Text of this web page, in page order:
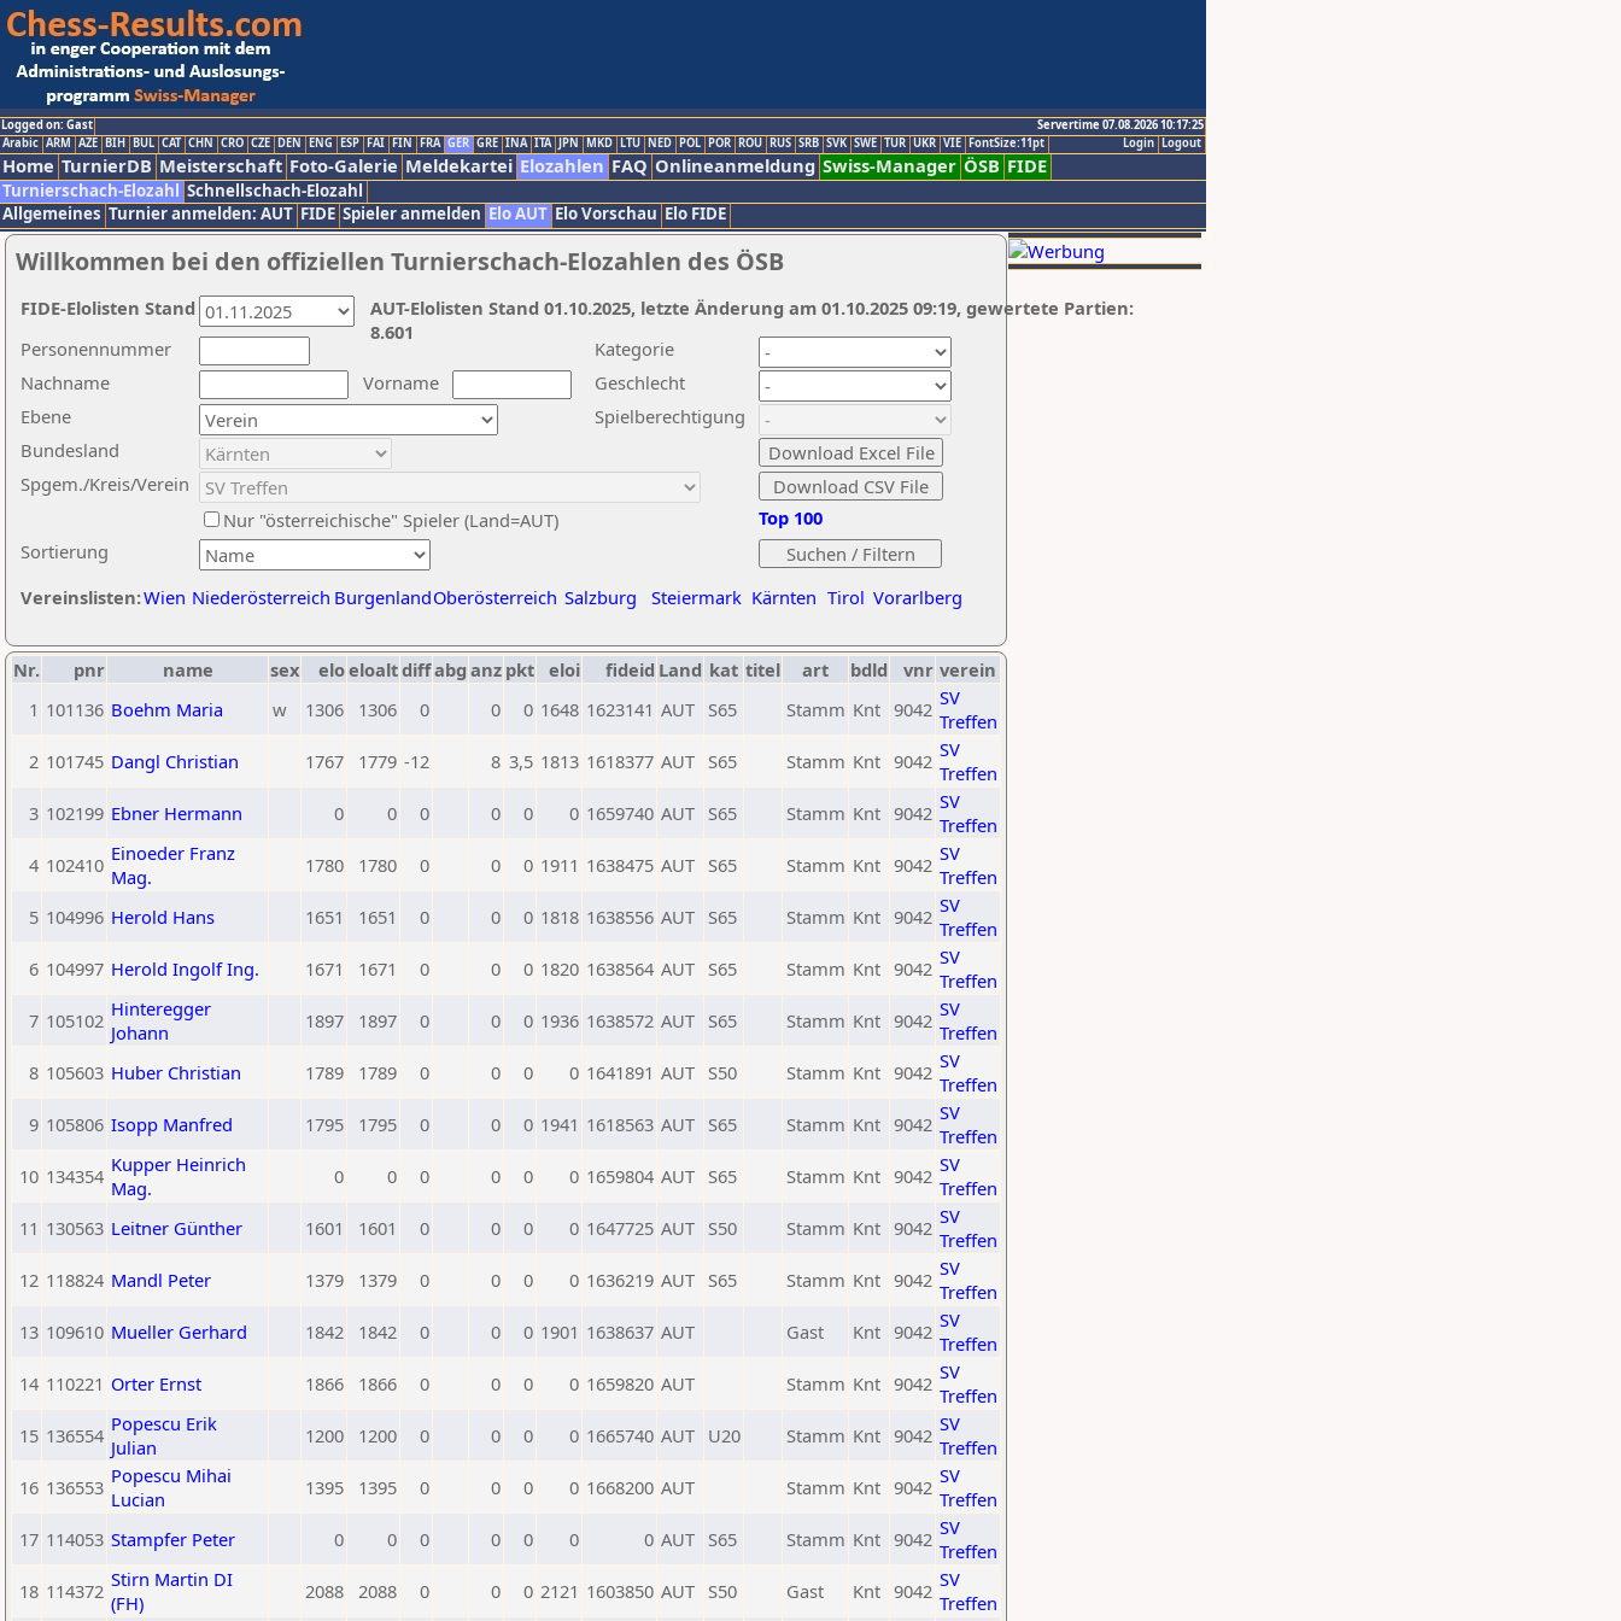
Logged on: Gast
Servertime 07.08.2026 10:17:25
Logout
Login
Arabic ARM AZE BIH BUL CAT CHN CRO CZE DEN ENG ESP FAI FIN FRA GER GRE INA ITA JPN MKD LTU NED POL POR ROU RUS SRB SVK SWE TUR UKR VIE FontSize:11pt
Home TurnierDB Meisterschaft Foto-Galerie Meldekartei Elozahlen FAQ Onlineanmeldung Swiss-Manager ÖSB FIDE
Turnierschach-Elozahl Schnellschach-Elozahl
Allgemeines Turnier anmelden: AUT FIDE Spieler anmelden Elo AUT Elo Vorschau Elo FIDE
Willkommen bei den offiziellen Turnierschach-Elozahlen des ÖSB
Nachname
Vorname
Ebene
Kategorie
Sortierung
Personennummer
Bundesland
Spgem./Kreis/Verein
Geschlecht
Nur "österreichische" Spieler (Land=AUT)
Spielberechtigung
Vereinslisten:Wien Niederösterreich BurgenlandOberösterreich Salzburg Steiermark Kärnten Tirol Vorarlberg
Top 100
AUT-Elolisten Stand 01.10.2025, letzte Änderung am 01.10.2025 09:19, gewertete Partien:
8.601
FIDE-Elolisten Stand
Nr. pnr name sex eloeloaltdiffabg anz pkt eloi fideid Land kat titel art bdld vnr verein
1 101136 Boehm Maria w 1306 1306 0 0 0 1648 1623141 AUT S65 Stamm Knt 9042 SV
Treffen
2 101745 Dangl Christian 1767 1779 -12 8 3,5 1813 1618377 AUT S65 Stamm Knt 9042 SV
Treffen
3 102199 Ebner Hermann 0 0 0 0 0 0 1659740 AUT S65 Stamm Knt 9042 SV
Treffen
4 102410 Einoeder Franz
Mag.
1780 1780 0 0 0 1911 1638475 AUT S65 Stamm Knt 9042 SV
Treffen
5 104996 Herold Hans 1651 1651 0 0 0 1818 1638556 AUT S65 Stamm Knt 9042 SV
Treffen
6 104997 Herold Ingolf Ing. 1671 1671 0 0 0 1820 1638564 AUT S65 Stamm Knt 9042 SV
Treffen
7 105102 Hinteregger
Johann
1897 1897 0 0 0 1936 1638572 AUT S65 Stamm Knt 9042 SV
Treffen
8 105603 Huber Christian 1789 1789 0 0 0 0 1641891 AUT S50 Stamm Knt 9042 SV
Treffen
9 105806 Isopp Manfred 1795 1795 0 0 0 1941 1618563 AUT S65 Stamm Knt 9042 SV
Treffen
10 134354 Kupper Heinrich
Mag.
0 0 0 0 0 0 1659804 AUT S65 Stamm Knt 9042 SV
Treffen
11 130563 Leitner Günther 1601 1601 0 0 0 0 1647725 AUT S50 Stamm Knt 9042 SV
Treffen
12 118824 Mandl Peter 1379 1379 0 0 0 0 1636219 AUT S65 Stamm Knt 9042 SV
Treffen
13 109610 Mueller Gerhard 1842 1842 0 0 0 1901 1638637 AUT Gast Knt 9042 SV
Treffen
14 110221 Orter Ernst 1866 1866 0 0 0 0 1659820 AUT Stamm Knt 9042 SV
Treffen
15 136554 Popescu Erik
Julian
1200 1200 0 0 0 0 1665740 AUT U20 Stamm Knt 9042 SV
Treffen
16 136553 Popescu Mihai
Lucian
1395 1395 0 0 0 0 1668200 AUT Stamm Knt 9042 SV
Treffen
17 114053 Stampfer Peter 0 0 0 0 0 0 0 AUT S65 Stamm Knt 9042 SV
Treffen
18 114372 Stirn Martin DI
(FH)
2088 2088 0 0 0 2121 1603850 AUT S50 Gast Knt 9042 SV
Treffen